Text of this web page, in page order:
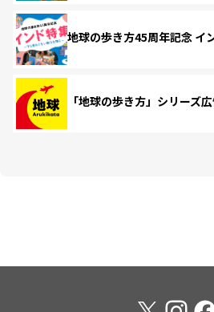
地球の歩き方45周年記念 イ
「地球の歩き方」シリーズ